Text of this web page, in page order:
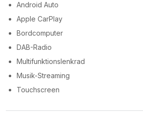
Android Auto
Apple CarPlay
Bordcomputer
DAB-Radio
Multifunktionslenkrad
Musik-Streaming
Touchscreen